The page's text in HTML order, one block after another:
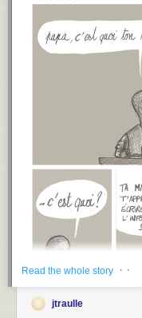
Read the whole story · ·
jtraulle